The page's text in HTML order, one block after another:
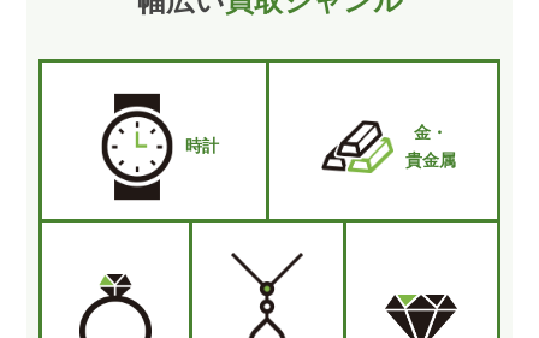
時計
金・
貴金属